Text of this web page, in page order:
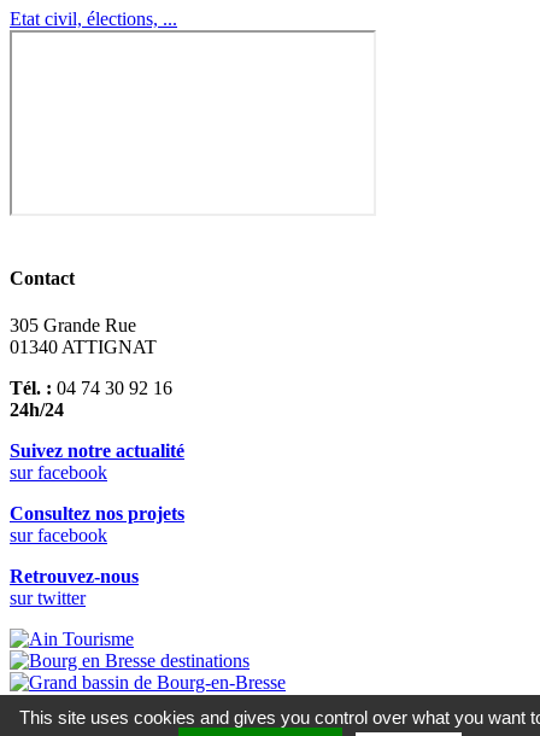
Etat civil, élections, ...
Contact
305 Grande Rue
01340 ATTIGNAT
Tél. : 04 74 30 92 16
24h/24
Suivez notre actualité
sur facebook
Consultez nos projets
sur facebook
Retrouvez-nous
sur twitter
© 2019 Mairie d’Attignat •Mentions Légales & Crédits• Cookies•
This site uses cookies and gives you control over what you want